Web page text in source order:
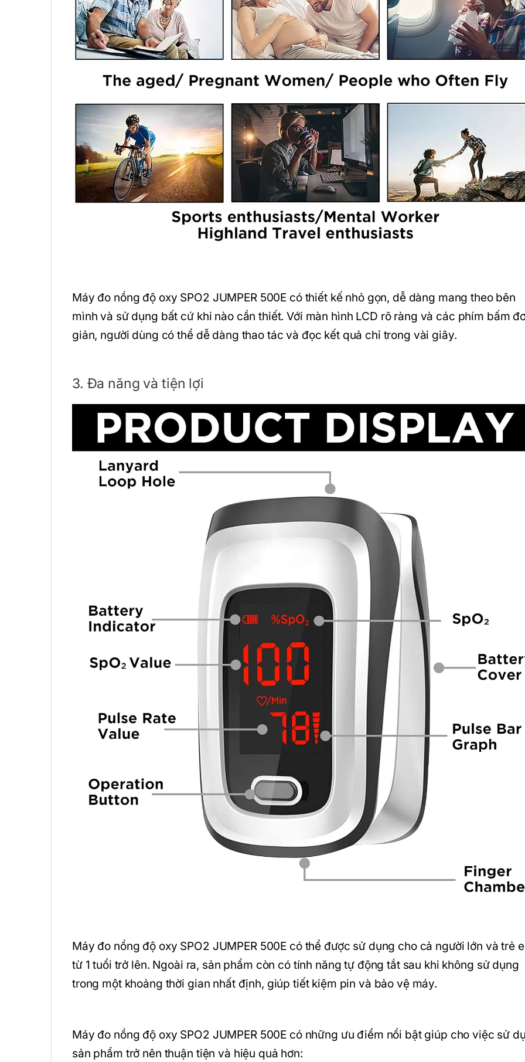
Máy đo nồng độ oxy SPO2 JUMPER 500E có thiết kế nhỏ gọn, dễ dàng mang theo bên
mình và sử dụng bất cứ khi nào cần thiết. Với màn hình LCD rõ ràng và các phím bấm
giản, người dùng có thể dễ dàng thao tác và đọc kết quả chỉ trong vài giây.
3. Đa năng và tiện lợi
Máy đo nồng độ oxy SPO2 JUMPER 500E có thể được sử dụng cho cả người lớn và trẻ
từ 1 tuổi trở lên. Ngoài ra, sản phẩm còn có tính năng tự động tắt sau khi không sử dụng
trong một khoảng thời gian nhất định, giúp tiết kiệm pin và bảo vệ máy.
Máy đo nồng độ oxy SPO2 JUMPER 500E có những ưu điểm nổi bật giúp cho việc sử
sản phẩm trở nên thuận tiện và hiệu quả hơn: